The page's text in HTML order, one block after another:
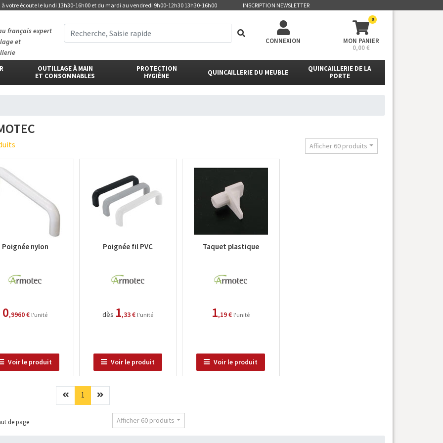
à votre écoute le lundi 13h30-16h00 et du mardi au vendredi 9h00-12h30 13h30-16h00 INSCRIPTION NEWSLETTER
français expert
et
CONNEXION
0
MON PANIER
0,00 €
OUTILLAGE À MAIN
ET CONSOMMABLES
PROTECTION
HYGIÈNE
QUINCAILLERIE DU MEUBLE
QUINCAILLERIE DE LA
PORTE
Afficher 60 produits
Poignée nylon
0,9960 € l'unité
Voir le produit
Poignée fil PVC
dès 1,33 € l'unité
Voir le produit
Taquet plastique
1,19 € l'unité
Voir le produit
Précédent
1 (current)Suivant
de page Afficher 60 produits